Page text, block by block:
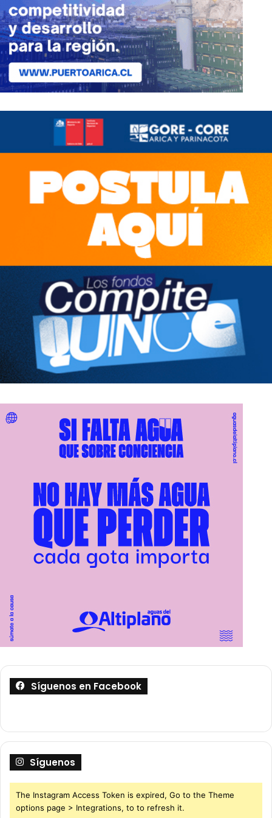
Síguenos en Facebook
Síguenos
The Instagram Access Token is expired, Go to the Theme
options page > Integrations, to to refresh it.